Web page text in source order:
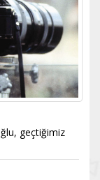
geçtiğimiz